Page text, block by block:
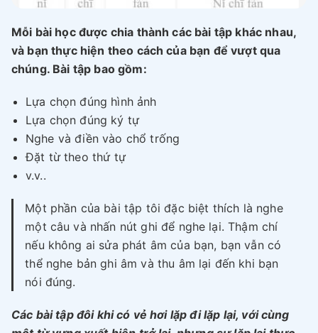
Mỗi bài học được chia thành các bài tập khác nhau,
và bạn thực hiện theo cách của bạn để vượt qua
chúng. Bài tập bao gồm:
Lựa chọn đúng hình ảnh
Lựa chọn đúng ký tự
Nghe và điền vào chổ trống
Đặt từ theo thứ tự
v.v..
Một phần của bài tập tôi đặc biệt thích là nghe
một câu và nhấn nút ghi để nghe lại. Thậm chí
nếu không ai sửa phát âm của bạn, bạn vẫn có
thể nghe bản ghi âm và thu âm lại đến khi bạn
nói đúng.
Các bài tập đôi khi có vẻ hơi lặp đi lặp lại, với cùng